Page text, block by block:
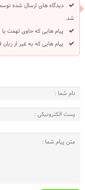
دیدگاه های ارسال شده
شد.
پیام هایی که حاوی تهمت
پیام هایی که به غیر از